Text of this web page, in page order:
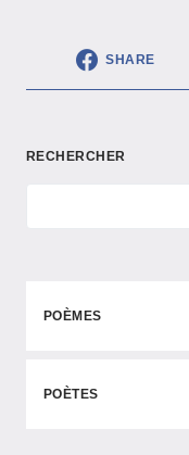
SHARE
RECHERCHER
POÈMES
POÈTES